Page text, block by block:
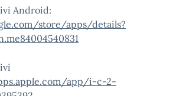
Android:
store/apps/details?
app/i-c-2-